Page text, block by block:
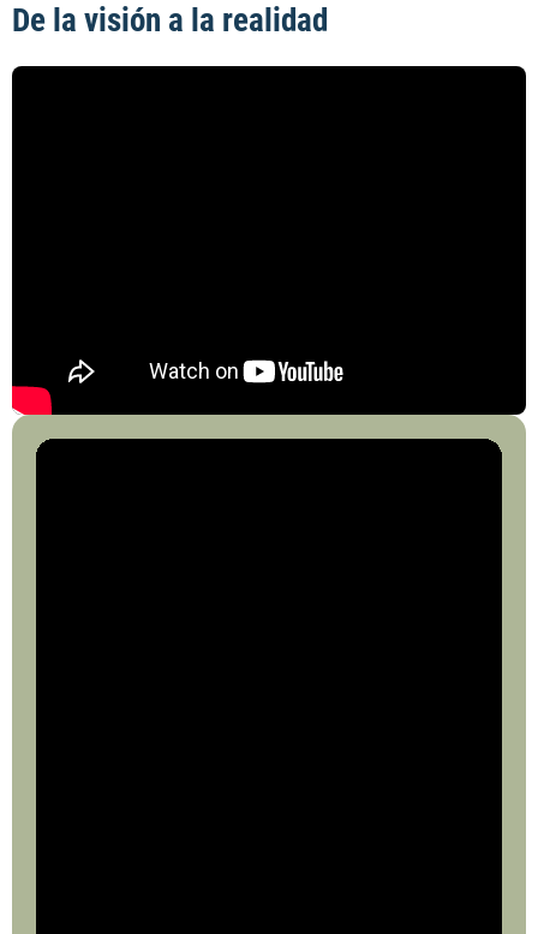
De la visión a la realidad